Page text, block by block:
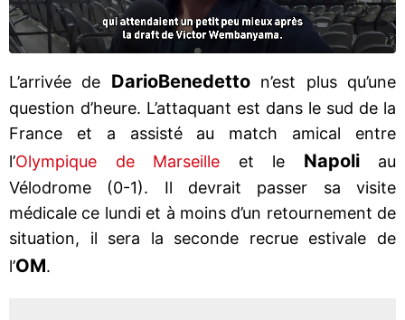
L’arrivée de DarioBenedetton’est plus qu’une
question d’heure. L’attaquant est dans le sud de la
France et a assisté au match amical entre
l’Olympique de Marseille et le Napoliau
Vélodrome (0-1). Il devrait passer sa visite
médicale ce lundi et à moins d’un retournement de
situation, il sera la seconde recrue estivale de
l’OM.